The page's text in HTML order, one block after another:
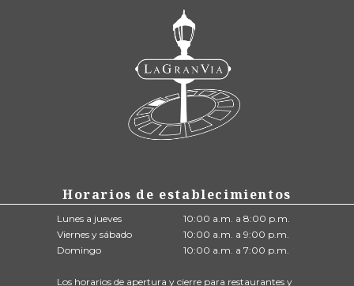
Horarios de establecimientos
Lunes a jueves
10:00 a.m. a 8:00 p.m.
Viernes y sábado
10:00 a.m. a 9:00 p.m.
Domingo
10:00 a.m. a 7:00 p.m.
Los horarios de apertura y cierre para restaurantes y